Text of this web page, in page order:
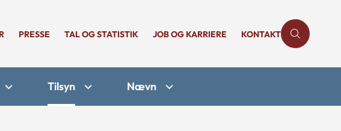
PRESSE TAL OG STATISTIK JOB OG KARRIERE KONTAKT
Tilsyn Nævn